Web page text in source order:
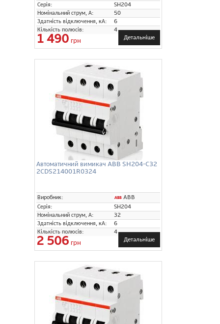
Серія:
SH204
Номінальний струм, А:
50
Здатність відключення, кА:
6
Кількість полюсів:
4
1 490 грн Детальніше
Автоматичний вимикач ABB SH204-C32
2CDS214001R0324
Виробник:
ABB
Серія:
SH204
Номінальний струм, А:
32
Здатність відключення, кА:
6
Кількість полюсів:
4
2 506 грн Детальніше